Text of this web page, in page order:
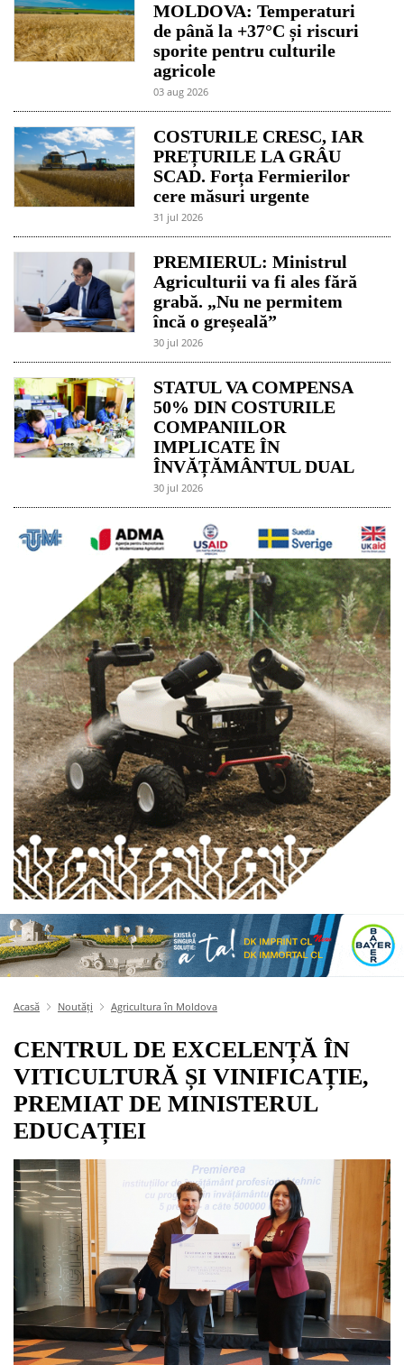
MOLDOVA: Temperaturi
de până la +37°C și riscuri
sporite pentru culturile
agricole
03 aug 2026
COSTURILE CRESC, IAR
PREȚURILE LA GRÂU
SCAD. Forța Fermierilor
cere măsuri urgente
31 jul 2026
PREMIERUL: Ministrul
Agriculturii va fi ales fără
grabă. „Nu ne permitem
încă o greșeală”
30 jul 2026
STATUL VA COMPENSA
50% DIN COSTURILE
COMPANIILOR
IMPLICATE ÎN
ÎNVĂȚĂMÂNTUL DUAL
30 jul 2026
Acasă Noutăți Agricultura în Moldova
CENTRUL DE EXCELENȚĂ ÎN
VITICULTURĂ ȘI VINIFICAȚIE,
PREMIAT DE MINISTERUL
EDUCAȚIEI